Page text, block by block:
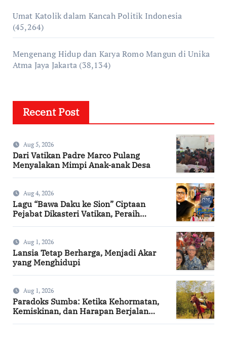
Umat Katolik dalam Kancah Politik Indonesia
(45,264)
Mengenang Hidup dan Karya Romo Mangun di Unika
Atma Jaya Jakarta (38,134)
Recent Post
Aug 5, 2026
Dari Vatikan Padre Marco Pulang
Menyalakan Mimpi Anak-anak Desa
Aug 4, 2026
Lagu “Bawa Daku ke Sion” Ciptaan
Pejabat Dikasteri Vatikan, Peraih
Aug 1, 2026
Lansia Tetap Berharga, Menjadi Akar
yang Menghidupi
Aug 1, 2026
Paradoks Sumba: Ketika Kehormatan,
Kemiskinan, dan Harapan Berjalan